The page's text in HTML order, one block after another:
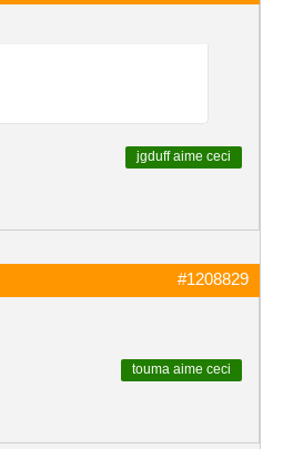
jgduffaime ceci
#1208829
touma aime ceci